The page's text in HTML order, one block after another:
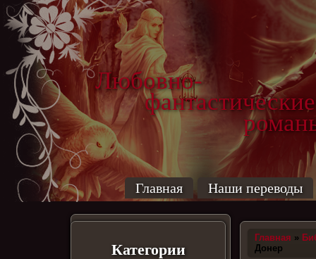
Любовно-
фантастические
Главная Наши переводы
Категории
Главная »
Донер